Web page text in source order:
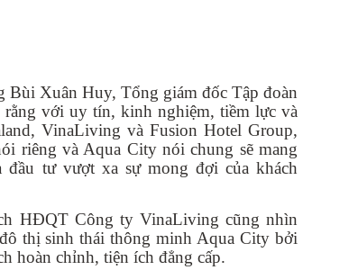
Bùi Xuân Huy, Tổng giám đốc Tập đoàn
với uy tín, kinh nghiệm, tiềm lực và
VinaLiving và Fusion Hotel Group,
riêng và Aqua City nói chung sẽ mang
đầu tư vượt xa sự mong đợi của khách
HĐQT Công ty VinaLiving cũng nhìn
thị sinh thái thông minh Aqua City bởi
hoàn chỉnh, tiện ích đẳng cấp.